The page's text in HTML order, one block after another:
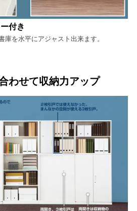
付き
庫を水平にアジャスト出来ます。
わせて収納力アップ